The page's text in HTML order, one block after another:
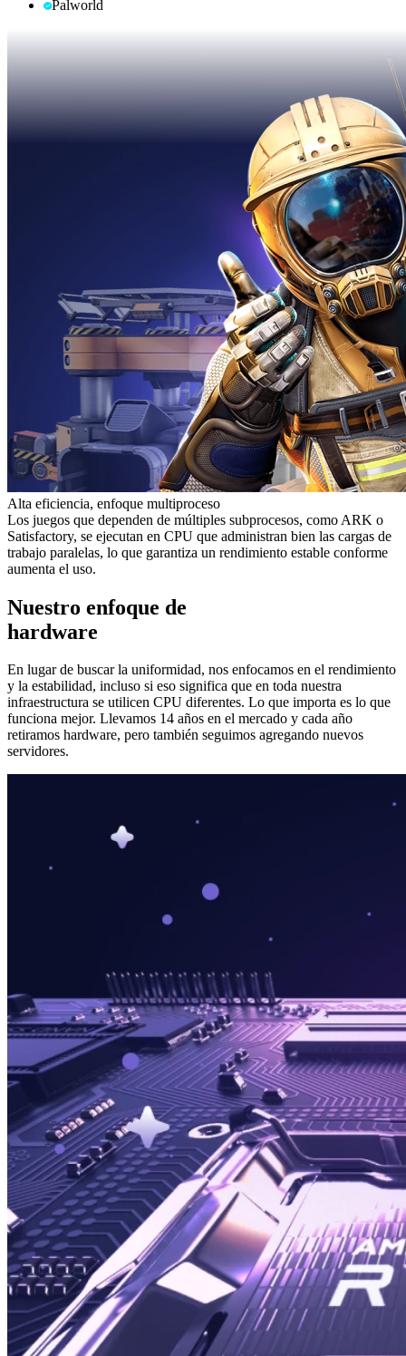
Palworld
Alta eficiencia, enfoque multiproceso
Los juegos que dependen de múltiples subprocesos, como ARK o
Satisfactory, se ejecutan en CPU que administran bien las cargas de
trabajo paralelas, lo que garantiza un rendimiento estable conforme
aumenta el uso.
Nuestro enfoque de
hardware
En lugar de buscar la uniformidad, nos enfocamos en el rendimiento
y la estabilidad, incluso si eso significa que en toda nuestra
infraestructura se utilicen CPU diferentes. Lo que importa es lo que
funciona mejor. Llevamos 14 años en el mercado y cada año
retiramos hardware, pero también seguimos agregando nuevos
servidores.